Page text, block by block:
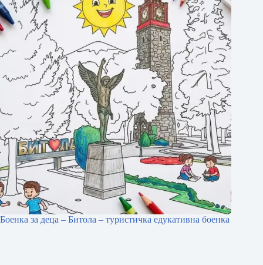
Боенка за деца – Битола – туристичка едукативна боенка